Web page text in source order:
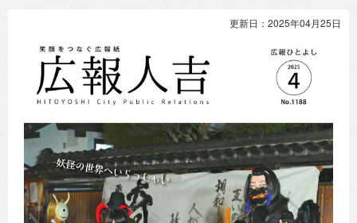
更新日：2025年04月25日